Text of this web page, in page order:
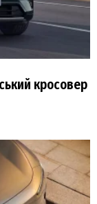
кросовер